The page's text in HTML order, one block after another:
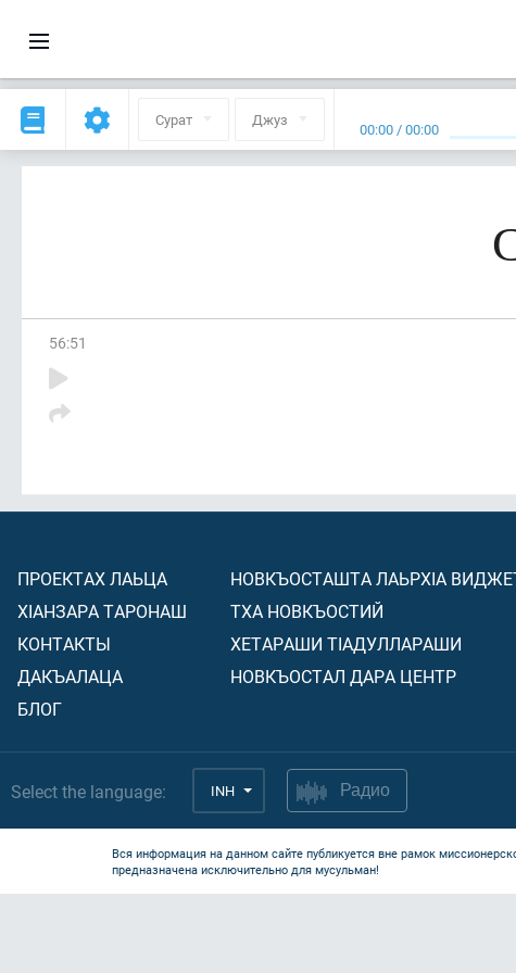
Сурат Джуз 00:00 /00:00
56:51
ПРОЕКТАХ ЛАЬЦА
ХIАНЗАРА ТАРОНАШ
КОНТАКТЫ
ДАКЪАЛАЦА
БЛОГ
НОВКЪОСТАШТА ЛАЬРХIА
ТХА НОВКЪОСТИЙ
ХЕТАРАШИ ТIАДУЛЛАРАШИ
НОВКЪОСТАЛ ДАРА ЦЕНТР
Select the language: INH Радио
Вся информация на данном сайте публикуется вне рамок
предназначена исключительно для мусульман!